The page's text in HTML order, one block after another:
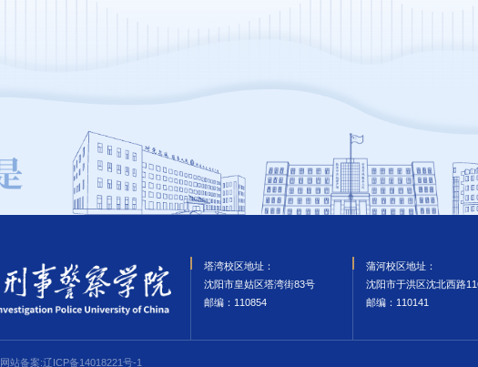
塔湾校区地址：
沈阳市皇姑区塔湾街83号
邮编‌：110854
蒲河校区地址：
沈阳市于洪区沈北西路
邮编‌：110141
网站备案:辽ICP备14018221号-1